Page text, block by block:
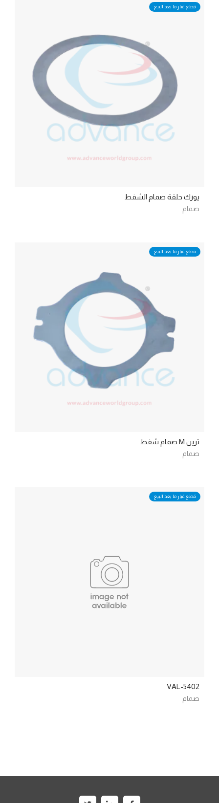
قطع غيار ما بعد البيع
يورك حلقة صمام الشفط
صمام
قطع غيار ما بعد البيع
ترين M صمام شفط
صمام
قطع غيار ما بعد البيع
VAL-5402
صمام